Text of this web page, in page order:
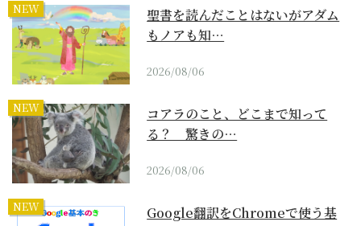
NEW
聖書を読んだことはないがアダム
もノアも知…
2026/08/06
NEW
コアラのこと、どこまで知って
る？ 驚きの…
2026/08/06
NEW
Google翻訳をChromeで使う基